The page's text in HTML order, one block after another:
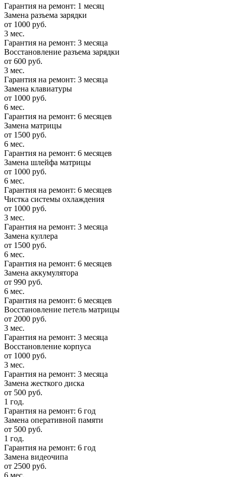
Гарантия на ремонт: 1 месяц
Замена разъема зарядки
от 1000 руб.
3 мес.
Гарантия на ремонт: 3 месяца
Восстановление разъема зарядки
от 600 руб.
3 мес.
Гарантия на ремонт: 3 месяца
Замена клавиатуры
от 1000 руб.
6 мес.
Гарантия на ремонт: 6 месяцев
Замена матрицы
от 1500 руб.
6 мес.
Гарантия на ремонт: 6 месяцев
Замена шлейфа матрицы
от 1000 руб.
6 мес.
Гарантия на ремонт: 6 месяцев
Чистка системы охлаждения
от 1000 руб.
3 мес.
Гарантия на ремонт: 3 месяца
Замена куллера
от 1500 руб.
6 мес.
Гарантия на ремонт: 6 месяцев
Замена аккумулятора
от 990 руб.
6 мес.
Гарантия на ремонт: 6 месяцев
Восстановление петель матрицы
от 2000 руб.
3 мес.
Гарантия на ремонт: 3 месяца
Восстановление корпуса
от 1000 руб.
3 мес.
Гарантия на ремонт: 3 месяца
Замена жесткого диска
от 500 руб.
1 год.
Гарантия на ремонт: 6 год
Замена оперативной памяти
от 500 руб.
1 год.
Гарантия на ремонт: 6 год
Замена видеочипа
от 2500 руб.